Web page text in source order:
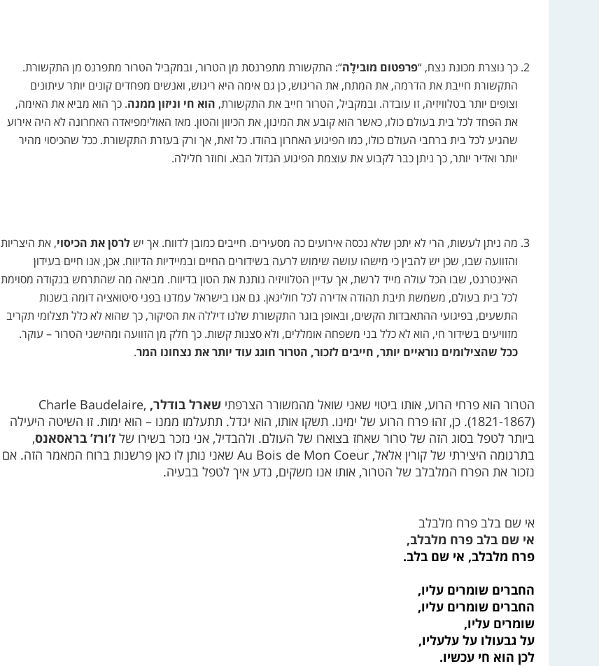
כך נוצרת מכונת נצח, “פרפטום מובילֶה“: התקשורת מתפרנסת מן הטרור, ובמקביל הטרור מתפרנס מן התקשורת.
התקשורת חייבת את הדרמה, את המתח, את הריגוש, כן גם אימה היא ריגוש, ואנשים מפחדים קונים יותר עיתונים
וצופים יותר בטלוויזיה, זו עובדה. ובמקביל, הטרור חייב את התקשורת, הוא חי וניזון ממנה. כך הוא מביא את האימה,
את הפחד לכל בית בעולם כולו, כאשר הוא קובע את המינון, את הכיוון והטון. מאז האולימפיאדה האחרונה לא היה אירוע
שהגיע לכל בית ברחבי העולם כולו, כמו הפיגוע האחרון בהודו. כל זאת, אך ורק בעזרת התקשורת. ככל שהכיסוי מהיר
יותר ואדיר יותר, כך ניתן כבר לקבוע את עוצמת הפיגוע הגדול הבא. וחוזר חלילה.
מה ניתן לעשות, הרי לא יתכן שלא נכסה אירועים כה מסעירים. חייבים כמובן לדווח. אך ישלרסן את הכיסוי, את היצריות
והזוועה שבו, שכן יש להבין כי מישהו עושה שימוש לרעה בשידורים החיים ובמיידיות הדיווח. אכן, אנו חיים בעידון
האינטרנט, שבו הכל עולה מייד לרשת, אך עדיין הטלוויזיה נותנת את הטון בדיווח. מביאה מה שהתרחש בנקודה מסוימת
לכל בית בעולם, משמשת תיבת תהודה אדירה לכל חוליגאן. גם אנו בישראל עמדנו בפני סיטואציה דומה בשנות
התשעים, בפיגועי ההתאבדות הקשים, ובאופן בוגר התקשורת שלנו דיללה את הסיקור, כך שהוא לא כלל תצלומי תקריב
מזוויעים בשידור חי, הוא לא כלל בני משפחה אומללים, ולא סצנות קשות. כך חלק מן הזוועה ומהישגי הטרור – עוקר.
ככל שהצילומים נוראיים יותר, חייבים לזכור, הטרור חוגג עוד יותר את נצחונו המר.
הטרור הוא פרחי הרוע, אותו ביטוי שאני שואל מהמשורר הצרפתי שארל בודלר, Charle Baudelaire,
(1821-1867). כן, זהו פרח הרוע של ימינו. תשקו אותו, הוא יגדל. תתעלמו ממנו – הוא ימות. זו השיטה היעילה
ביותר לטפל בסוג הזה של טרור שאחז בצוארו של העולם. ולהבדיל, אני נזכר בשירו של ז’ורז’ בראסאנס,
בתרגומה היצירתי של קורין אלאל, Au Bois de Mon Coeur שאני נותן לו כאן פרשנות ברוח המאמר הזה. אם
נזכור את הפרח המלבלב של הטרור, אותו אנו משקים, נדע איך לטפל בבעיה.
אי שם בלב פרח מלבלב
אי שם בלב פרח מלבלב,
פרח מלבלב, אי שם בלב.
החברים שומרים עליו,
החברים שומרים עליו,
שומרים עליו,
על גבעולו על עלעליו,
לכן הוא חי עכשיו.